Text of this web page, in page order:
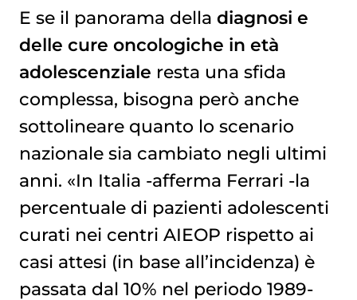
E se il panorama della diagnosi e
delle cure oncologiche in età
adolescenziale resta una sfida
complessa, bisogna però anche
sottolineare quanto lo scenario
nazionale sia cambiato negli ultimi
anni. «In Italia -afferma Ferrari -la
percentuale di pazienti adolescenti
curati nei centri AIEOP rispetto ai
casi attesi (in base all’incidenza) è
passata dal 10% nel periodo 1989-